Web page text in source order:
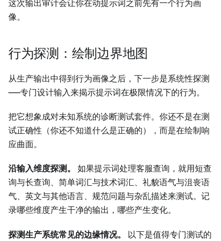
这次输出审计会让你在动提示词之前先有一个行为画
像。
行为探测：绘制边界地图
从生产输出中得到行为画像之后，下一步是系统性探测
——专门设计输入来揭示提示词在极限情况下的行为。
把它想象成对未知系统的诊断测试套件。你还不是在测
试正确性（你还不知道什么是正确的），而是在绘制响
应曲面。
沿输入维度探测。
如果提示词处理客服查询，就用短查
询与长查询、简单词汇与技术词汇、礼貌语气与沮丧语
气、英文与其他语言、规范问题与杂乱描述来测试。记
录哪些维度产生干净的输出，哪些产生变化。
探测生产系统常见的边缘情况。
以下是值得专门测试的